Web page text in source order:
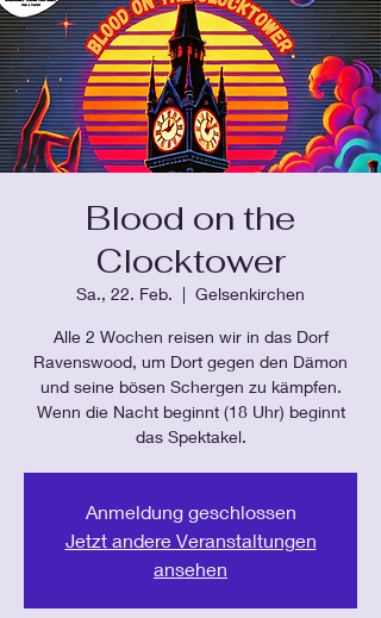
Blood on the
Clocktower
Sa., 22. Feb.
  |
Gelsenkirchen
Alle 2 Wochen reisen wir in das Dorf
Ravenswood, um Dort gegen den Dämon
und seine bösen Schergen zu kämpfen.
Wenn die Nacht beginnt (18 Uhr) beginnt
das Spektakel.
Anmeldung geschlossen
Jetzt andere Veranstaltungen
ansehen